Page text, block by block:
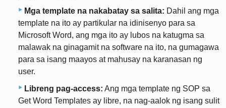
Mga template na nakabatay sa salita: Dahil ang mga
template na ito ay partikular na idinisenyo para sa
Microsoft Word, ang mga ito ay lubos na katugma sa
malawak na ginagamit na software na ito, na gumagawa
para sa isang maayos at mahusay na karanasan ng
user.
Libreng pag-access: Ang mga template ng SOP sa
Get Word Templates ay libre, na nag-aalok ng isang sulit